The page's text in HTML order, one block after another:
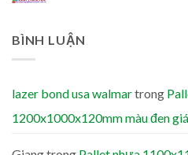
BÌNH LUẬN
lazer bond usa walmartrong
1200x1000x120mm màu đen